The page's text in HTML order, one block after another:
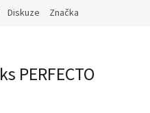
Diskuze Značka
PERFECTO